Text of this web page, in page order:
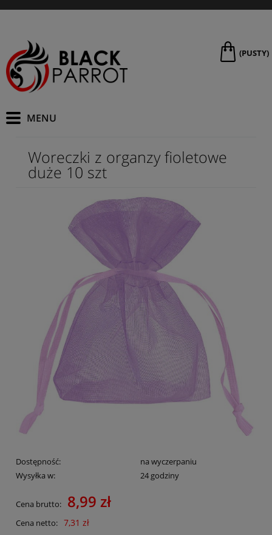
(PUSTY)
Woreczki z organzy fioletowe
duże 10 szt
Dostępność:
na wyczerpaniu
Wysyłka w:
24 godziny
Cena brutto: 8,99 zł
Cena netto: 7,31 zł